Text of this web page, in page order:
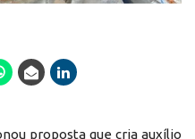
proposta que cria auxílio